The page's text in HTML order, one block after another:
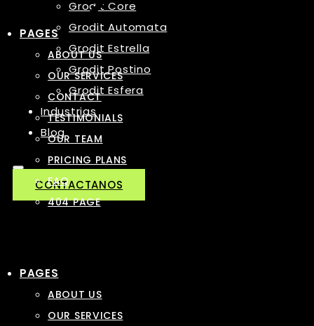
Grodit Core
Grodit Automata
Grodit Estrella
Grodit Postino
Grodit Esfera
Industrias
Blog
CONTACTANOS
PAGES
ABOUT US
OUR SERVICES
CONTACT
TESTIMONIALS
OUR TEAM
PRICING PLANS
FAQ
404 PAGE
PAGES
ABOUT US
OUR SERVICES